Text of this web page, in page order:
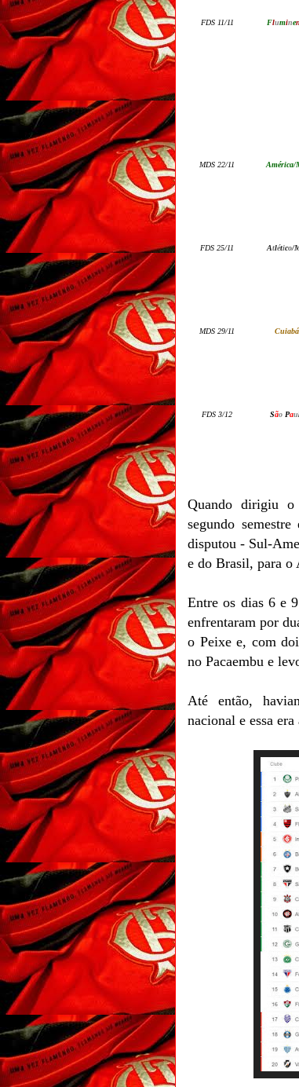
FDS 11/11 Fluminen
MDS 22/11 América/
FDS 25/11 Atlético/
MDS 29/11 Cuiabá
FDS 3/12 São Pau
Quando dirigiu o
segundo
disputou - Sul-
e do Brasil, para
Entre os dias 6 e
enfrentaram por
o Peixe e, com
no Pacaembu e
Até então,
nacional e essa